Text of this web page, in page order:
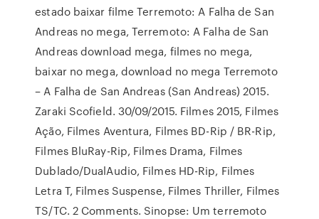
estado baixar filme Terremoto: A Falha de San
Andreas no mega, Terremoto: A Falha de San
Andreas download mega, filmes no mega,
baixar no mega, download no mega Terremoto
– A Falha de San Andreas (San Andreas) 2015.
Zaraki Scofield. 30/09/2015. Filmes 2015, Filmes
Ação, Filmes Aventura, Filmes BD-Rip / BR-Rip,
Filmes BluRay-Rip, Filmes Drama, Filmes
Dublado/DualAudio, Filmes HD-Rip, Filmes
Letra T, Filmes Suspense, Filmes Thriller, Filmes
TS/TC. 2 Comments. Sinopse: Um terremoto